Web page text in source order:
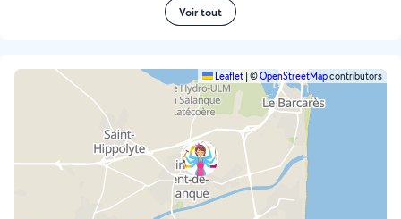
Voir tout
Leaflet ©OpenStreetMapcontributors